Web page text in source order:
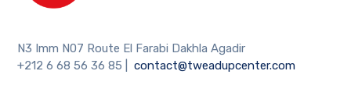
N3 Imm N07 Route El Farabi Dakhla Agadir
+212 6 68 56 36 85
|contact@tweadupcenter.com